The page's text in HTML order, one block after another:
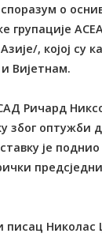
о
групације
, којој су
Вијетнам.
Ричард
због оптужби
је
писац Николас